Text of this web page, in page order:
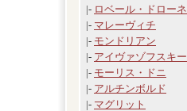
|- ロベール・ドローネ
|- マレーヴィチ
|- モンドリアン
|- アイヴァゾフスキー
|- モーリス・ドニ
|- アルチンボルド
|- マグリット